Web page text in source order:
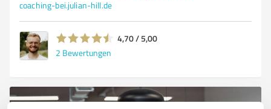
coaching-bei.julian-hill.de
4,70 / 5,00
2 Bewertungen